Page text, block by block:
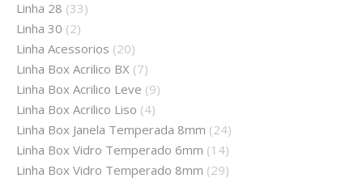
Linha 28 (33)
Linha 30 (2)
Linha Acessorios (20)
Linha Box Acrilico BX (7)
Linha Box Acrilico Leve (9)
Linha Box Acrilico Liso (4)
Linha Box Janela Temperada 8mm (24)
Linha Box Vidro Temperado 6mm (14)
Linha Box Vidro Temperado 8mm (29)